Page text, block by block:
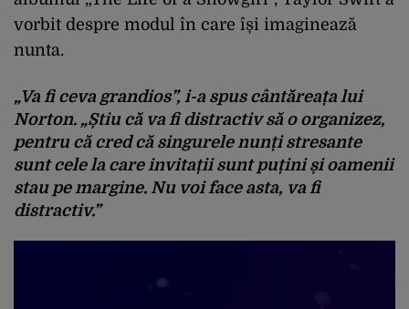
vorbit despre modul în care își imaginează
nunta.
„Va fi ceva grandios”, i-a spus cântăreața lui
Norton. „Știu că va fi distractiv să o organizez,
pentru că cred că singurele nunți stresante
sunt cele la care invitații sunt puțini și oamenii
stau pe margine. Nu voi face asta, va fi
distractiv.”